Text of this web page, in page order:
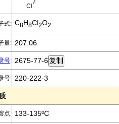
式: C8H8Cl2O2
量: 207.06
号: 2675-77-6
号: 220-222-3
点: 133-135ºC